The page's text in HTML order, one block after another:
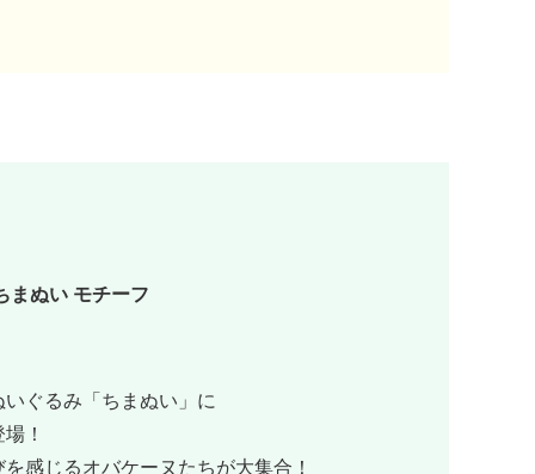
まぬい モチーフ
ぐるみ「ちまぬい」に
！
感じるオバケーヌたちが大集合！